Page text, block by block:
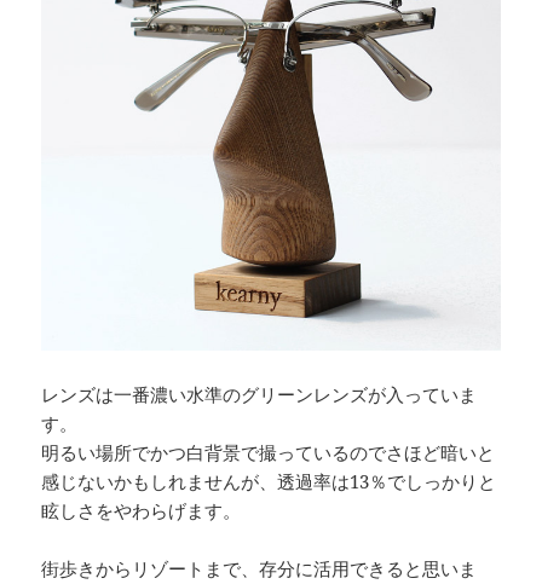
レンズは一番濃い水準のグリーンレンズが入っていま
す。
明るい場所でかつ白背景で撮っているのでさほど暗いと
感じないかもしれませんが、透過率は13％でしっかりと
眩しさをやわらげます。
街歩きからリゾートまで、存分に活用できると思いま